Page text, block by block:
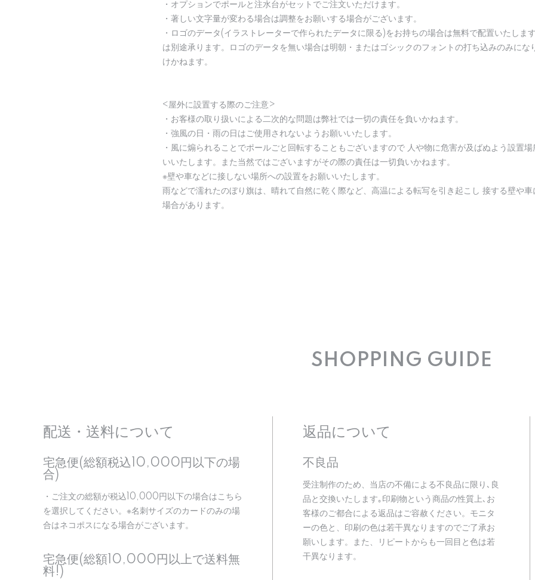
・オプションでポールと注水台がセットでご注文いただけます。
・著しい文字量が変わる場合は調整をお願いする場合がございます。
・ロゴのデータ(イラストレーターで作られたデータに限る)をお持ちの場合は無料で配置いたしま
は別途承ります。ロゴのデータを無い場合は明朝・またはゴシックのフォントの打ち込みのみにな
けかねます。
<屋外に設置する際のご注意>
・お客様の取り扱いによる二次的な問題は弊社では一切の責任を負いかねます。
・強風の日・雨の日はご使用されないようお願いいたします。
・風に煽られることでポールごと回転することもございますので 人や物に危害が及ばぬよう設置
いいたします。また当然ではございますがその際の責任は一切負いかねます。
※壁や車などに接しない場所への設置をお願いいたします。
雨などで濡れたのぼり旗は、晴れて自然に乾く際など、高温による転写を引き起こし 接する壁や
場合があります。
SHOPPING GUIDE
配送・送料について
宅急便(総額税込10,000円以下の場
合)
・ご注文の総額が税込10,000円以下の場合はこちら
を選択してください。※名刺サイズのカードのみの場
合はネコポスになる場合がございます。
宅急便(総額10,000円以上で送料無
料!)
返品について
不良品
受注制作のため、当店の不備による不良品に限り､良
品と交換いたします｡印刷物という商品の性質上､お
客様のご都合による返品はご容赦ください。モニタ
ーの色と、印刷の色は若干異なりますのでご了承お
願いします。また、リピートからも一回目と色は若
干異なります。